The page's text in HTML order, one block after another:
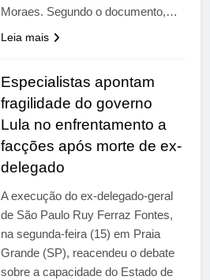
Moraes. Segundo o documento,…
Leia mais
Especialistas apontam
fragilidade do governo
Lula no enfrentamento a
facções após morte de ex-
delegado
A execução do ex-delegado-geral
de São Paulo Ruy Ferraz Fontes,
na segunda-feira (15) em Praia
Grande (SP), reacendeu o debate
sobre a capacidade do Estado de